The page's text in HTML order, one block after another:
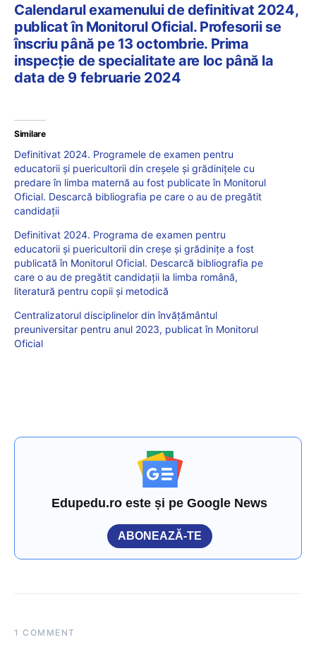
Calendarul examenului de definitivat 2024,
publicat în Monitorul Oficial. Profesorii se
înscriu până pe 13 octombrie. Prima
inspecție de specialitate are loc până la
data de 9 februarie 2024
Similare
Definitivat 2024. Programele de examen pentru
educatorii și puericultorii din creșele și grădinițele cu
predare în limba maternă au fost publicate în Monitorul
Oficial. Descarcă bibliografia pe care o au de pregătit
candidații
Definitivat 2024. Programa de examen pentru
educatorii și puericultorii din creșe și grădinițe a fost
publicată în Monitorul Oficial. Descarcă bibliografia pe
care o au de pregătit candidații la limba română,
literatură pentru copii și metodică
Centralizatorul disciplinelor din învățământul
preuniversitar pentru anul 2023, publicat în Monitorul
Oficial
Edupedu.ro este și pe Google News
ABONEAZĂ-TE
1 COMMENT